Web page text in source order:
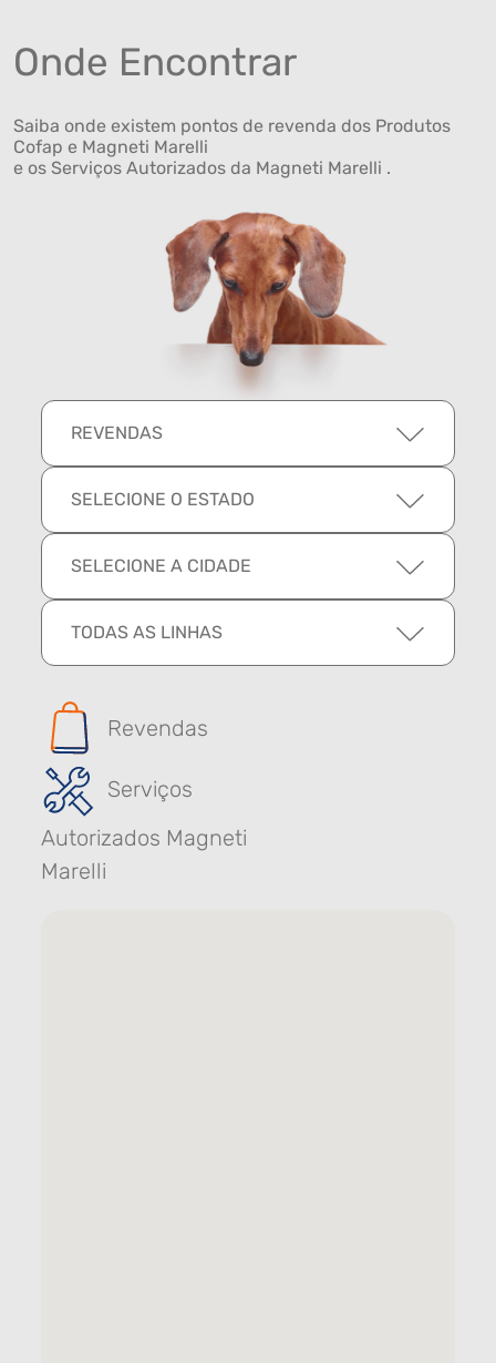
Onde Encontrar
Saiba onde existem pontos de revenda dos Produtos
Cofap e Magneti Marelli
e os Serviços Autorizados da Magneti Marelli .
REVENDAS
SELECIONE O ESTADO
SELECIONE A CIDADE
TODAS AS LINHAS
Revendas
Serviços
Autorizados Magneti
Marelli